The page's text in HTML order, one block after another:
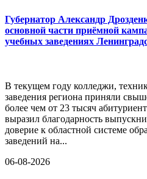
Губернатор Александр
основной части приёмной
учебных заведениях
В текущем году колледжи,
заведения региона приняли
более чем от 23 тысяч
выразил благодарность
доверие к областной системе
заведений на...
06-08-2026